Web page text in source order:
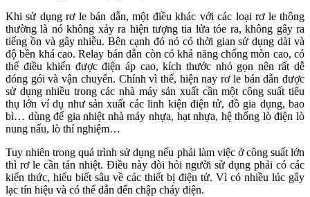
Khi sử dụng rơ le bán dẫn, một điều khác với các loại rơ le thông
thường là nó không xảy ra hiện tượng tia lửa tóe ra, không gây ra
tiếng ồn và gây nhiễu. Bên cạnh đó nó có thời gian sử dụng dài và
độ bền khá cao. Relay bán dẫn còn có khả năng chống mòn cao, có
thể điều khiển được điện áp cao, kích thước nhỏ gọn nên rất dễ
đóng gói và vận chuyển. Chính vì thế, hiện nay rơ le bán dẫn được
sử dụng nhiều trong các nhà máy sản xuất cần một công suất tiêu
thụ lớn ví dụ như sản xuất các linh kiện điện tử, đồ gia dụng, bao
bì… dùng để gia nhiệt nhà máy nhựa, hạt nhựa, hệ thống lò điện lò
nung nấu, lò thí nghiệm…
Tuy nhiên trong quá trình sử dụng nếu phải làm việc ở công suất lớn
thì rơ le cần tản nhiệt. Điều này đòi hỏi người sử dụng phải có các
kiến thức, hiểu biết sâu về các thiết bị điện tử. Vì có nhiều lúc gây
lạc tín hiệu và có thể dẫn đến chập cháy điện.